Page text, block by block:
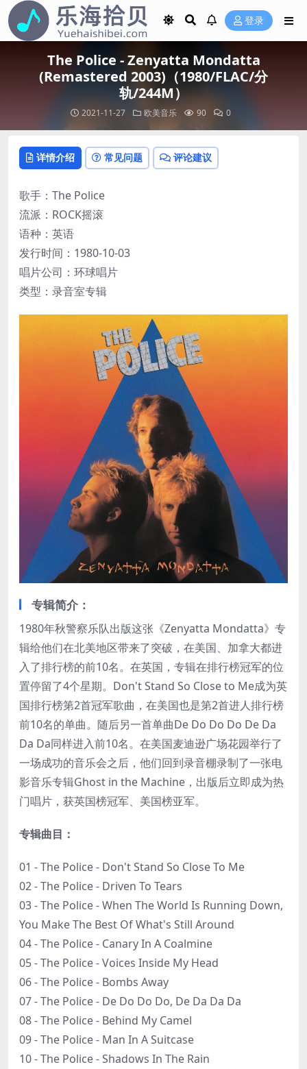
登录
The Police - Zenyatta Mondatta
(Remastered 2003)（1980/FLAC/分
轨/244M）
2021-11-27 欧美音乐 90 0
详情介绍 常见问题 评论建议
歌手：The Police
流派：ROCK摇滚
语种：英语
发行时间：1980-10-03
唱片公司：环球唱片
类型：录音室专辑
专辑简介：
1980年秋警察乐队出版这张《Zenyatta Mondatta》专
辑给他们在北美地区带来了突破，在美国、加拿大都进
入了排行榜的前10名。在英国，专辑在排行榜冠军的位
置停留了4个星期。Don't Stand So Close to Me成为英
国排行榜第2首冠军歌曲，在美国也是第2首进人排行榜
前10名的单曲。随后另一首单曲De Do Do Do De Da
Da Da同样进入前10名。在美国麦迪逊广场花园举行了
一场成功的音乐会之后，他们回到录音棚录制了一张电
影音乐专辑Ghost in the Machine，出版后立即成为热
门唱片，获英国榜冠军、美国榜亚军。
专辑曲目：
01 - The Police - Don't Stand So Close To Me
02 - The Police - Driven To Tears
03 - The Police - When The World Is Running Down,
You Make The Best Of What's Still Around
04 - The Police - Canary In A Coalmine
05 - The Police - Voices Inside My Head
06 - The Police - Bombs Away
07 - The Police - De Do Do Do, De Da Da Da
08 - The Police - Behind My Camel
09 - The Police - Man In A Suitcase
10 - The Police - Shadows In The Rain